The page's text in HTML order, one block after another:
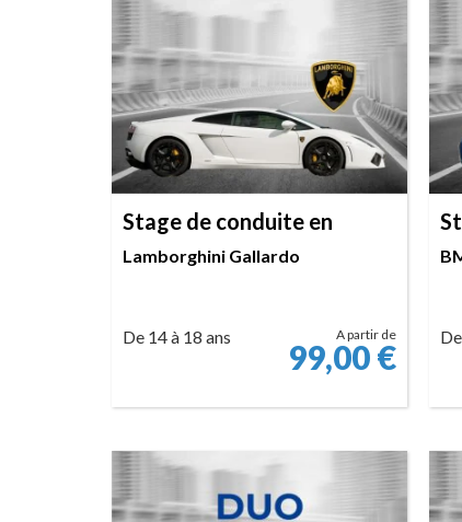
Stage de conduite en
Lamborghini Gallardo
De 14 à 18 ans A partir de
99,00€